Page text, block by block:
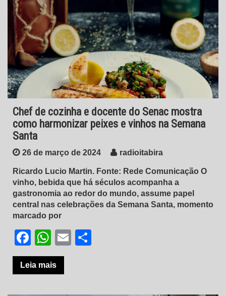
Chef de cozinha e docente do Senac mostra
como harmonizar peixes e vinhos na Semana
Santa
26 de março de 2024 radioitabira
Ricardo Lucio Martin. Fonte: Rede Comunicação O
vinho, bebida que há séculos acompanha a
gastronomia ao redor do mundo, assume papel
central nas celebrações da Semana Santa, momento
marcado por
Facebook
WhatsApp
Email
Leia mais